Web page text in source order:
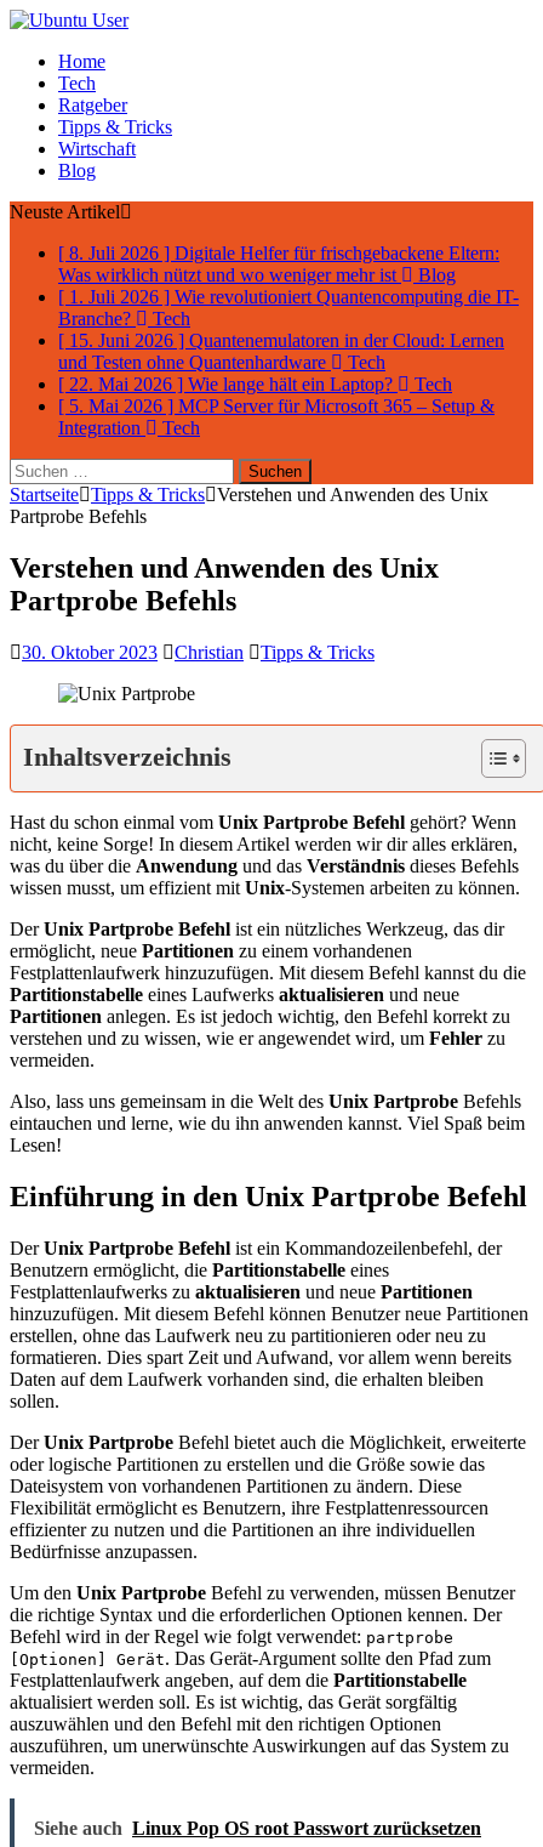
Home
Tech
Ratgeber
Tipps & Tricks
Wirtschaft
Blog
Neuste Artikel
[ 8. Juli 2026 ] Digitale Helfer für frischgebackene Eltern:
Was wirklich nützt und wo weniger mehr ist
Blog
[ 1. Juli 2026 ] Wie revolutioniert Quantencomputing die IT-
Branche?
Tech
[ 15. Juni 2026 ] Quantenemulatoren in der Cloud: Lernen
und Testen ohne Quantenhardware
Tech
[ 22. Mai 2026 ] Wie lange hält ein Laptop?
Tech
[ 5. Mai 2026 ] MCP Server für Microsoft 365 – Setup &
Integration
Tech
Suchen
nach:
Startseite Tipps & Tricks Verstehen und Anwenden des Unix
Partprobe Befehls
Verstehen und Anwenden des Unix
Partprobe Befehls
30. Oktober 2023 Christian Tipps & Tricks
Inhaltsverzeichnis
Hast du schon einmal vom Unix Partprobe Befehl gehört? Wenn
nicht, keine Sorge! In diesem Artikel werden wir dir alles erklären,
was du über die Anwendung und das Verständnis dieses Befehls
wissen musst, um effizient mit Unix-Systemen arbeiten zu können.
DerUnix Partprobe Befehl ist ein nützliches Werkzeug, das dir
ermöglicht, neue Partitionen zu einem vorhandenen
Festplattenlaufwerk hinzuzufügen. Mit diesem Befehl kannst du die
Partitionstabelle eines Laufwerks aktualisieren und neue
Partitionen anlegen. Es ist jedoch wichtig, den Befehl korrekt zu
verstehen und zu wissen, wie er angewendet wird, um Fehler zu
vermeiden.
Also, lass uns gemeinsam in die Welt des Unix Partprobe Befehls
eintauchen und lerne, wie du ihn anwenden kannst. Viel Spaß beim
Lesen!
Einführung in den Unix Partprobe Befehl
DerUnix Partprobe Befehl ist ein Kommandozeilenbefehl, der
Benutzern ermöglicht, die Partitionstabelle eines
Festplattenlaufwerks zu aktualisieren und neue Partitionen
hinzuzufügen. Mit diesem Befehl können Benutzer neue Partitionen
erstellen, ohne das Laufwerk neu zu partitionieren oder neu zu
formatieren. Dies spart Zeit und Aufwand, vor allem wenn bereits
Daten auf dem Laufwerk vorhanden sind, die erhalten bleiben
sollen.
DerUnix Partprobe Befehl bietet auch die Möglichkeit, erweiterte
oder logische Partitionen zu erstellen und die Größe sowie das
Dateisystem von vorhandenen Partitionen zu ändern. Diese
Flexibilität ermöglicht es Benutzern, ihre Festplattenressourcen
effizienter zu nutzen und die Partitionen an ihre individuellen
Bedürfnisse anzupassen.
Um den Unix Partprobe Befehl zu verwenden, müssen Benutzer
die richtige Syntax und die erforderlichen Optionen kennen. Der
Befehl wird in der Regel wie folgt verwendet: partprobe
[Optionen] Gerät. Das Gerät-Argument sollte den Pfad zum
Festplattenlaufwerk angeben, auf dem die Partitionstabelle
aktualisiert werden soll. Es ist wichtig, das Gerät sorgfältig
auszuwählen und den Befehl mit den richtigen Optionen
auszuführen, um unerwünschte Auswirkungen auf das System zu
vermeiden.
Siehe auch Linux Pop OS root Passwort zurücksetzen